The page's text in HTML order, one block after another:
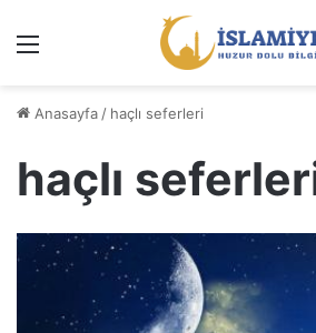
Anasayfa / haçlı seferleri
haçlı